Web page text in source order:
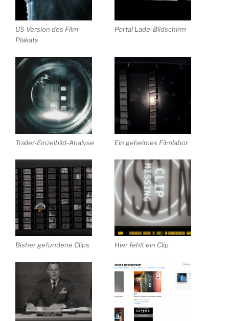
US-Version des Film-
Plakats
Portal Lade-Bildschirm
Trailer-Einzelbild-Analyse Ein geheimes Filmlabor
Bisher gefundene Clips Hier fehlt ein Clip